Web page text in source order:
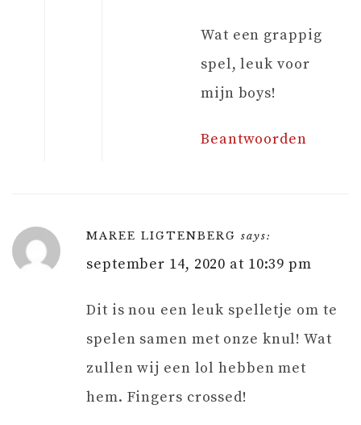
Wat een grappig
spel, leuk voor
mijn boys!
Beantwoorden
MAREE LIGTENBERG says:
september 14, 2020 at 10:39 pm
Dit is nou een leuk spelletje om te
spelen samen met onze knul! Wat
zullen wij een lol hebben met
hem. Fingers crossed!